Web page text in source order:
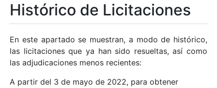
Mostrar/Ocultar
Mostrar/Ocultar
Histórico de Licitaciones
En este apartado se muestran, a modo de histórico,
las licitaciones que ya han sido resueltas, así como
las adjudicaciones menos recientes:
A partir del 3 de mayo de 2022, para obtener